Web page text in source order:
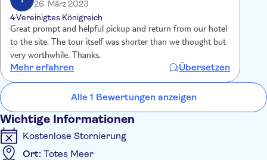
und sehen Sie die Überreste römischer und byzantinischer
Kirchen, Höhlen, Brunnen und Taufbecken. Hören Sie während
Ihres Spaziergangs zu, wie Ihr Guide erklärt, warum
Archäologen glauben, dass Johannes der Täufer hier lebte,
predigte und Taufen durchführte.
Erfahren Sie mehr über diesen berühmten christlichen
Wallfahrtsort und darüber, dass er in allen drei großen
Religionen – Christentum, Judentum und Islam – als heilig gilt,
da hier die Himmelfahrt des Propheten Elias gefeiert wird.
26. März 2023
4Vereinigtes Königreich
Great prompt and helpful pickup and return from our hotel
to the site. The tour itself was shorter than we thought but
very worthwhile. Thanks.
Mehr erfahren Übersetzen
Alle 1 Bewertungen anzeigen
Wichtige Informationen
Kostenlose Stornierung
Ort: Totes Meer